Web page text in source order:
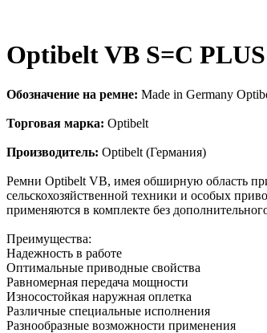
Optibelt VB S=C
Обозначение на ремне: Made in Germany
Торговая марка: Optibelt
Производитель: Optibelt (Германия)
Ремни Optibelt VB, имея обширную область
сельскохозяйственной техники и особых
применяются в комплекте без
Преимущества:
Надежность в работе
Оптимальные приводные свойства
Равномерная передача мощности
Износостойкая наружная оплетка
Различные специальные исполнения
Разнообразные возможности применения